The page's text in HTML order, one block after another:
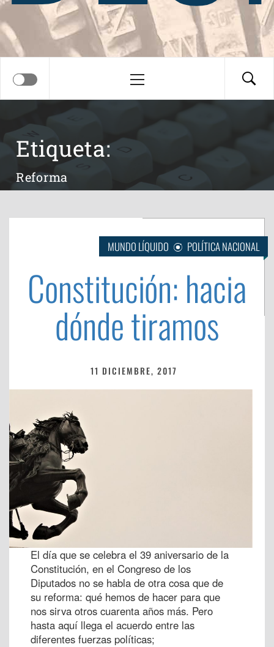
principal
Etiqueta:
Reforma
MUNDO LÍQUIDO POLÍTICA NACIONAL
Constitución: hacia
dónde tiramos
11 DICIEMBRE, 2017
El día que se celebra el 39 aniversario de la
Constitución, en el Congreso de los
Diputados no se habla de otra cosa que de
su reforma: qué hemos de hacer para que
nos sirva otros cuarenta años más. Pero
hasta aquí llega el acuerdo entre las
diferentes fuerzas políticas;